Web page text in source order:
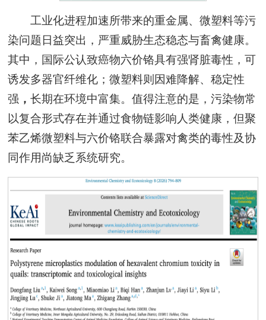
工业化进程加速所带来的重金属、微塑料等污
染问题日益突出，严重威胁生态稳态与畜禽健康。
其中，国际公认致癌物六价铬具有强肾脏毒性，可
诱发多器官纤维化；微塑料则因难降解、稳定性
强 ，长期在环境中富集。值得注意的是，污染物常
以复合形式存在并通过食物链影响人类健康，但聚
苯乙烯微塑料与六价铬联合暴露对禽类的毒性及协
同作用尚缺乏系统研究。